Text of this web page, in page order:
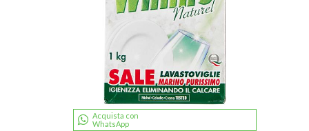
Acquista con
WhatsApp